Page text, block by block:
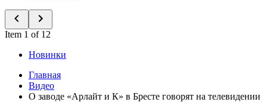
Item 1 of 12
Новинки
Главная
Видео
О заводе «Арлайт и К» в Бресте говорят на телевидении